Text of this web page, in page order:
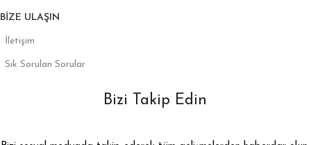
BIZE ULAŞIN
İletişim
Sık Sorulan Sorular
Bizi Takip Edin